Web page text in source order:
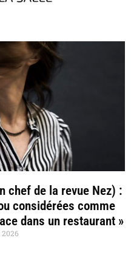
chef de la revue Nez) :
considérées comme
dans un restaurant »